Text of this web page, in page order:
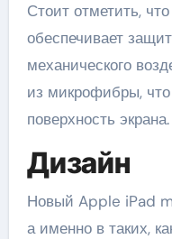
Стоит отметить,
обеспечивает
механического
из микрофибры,
поверхность экрана.
Дизайн
Новый Apple iPad
а именно в таких,